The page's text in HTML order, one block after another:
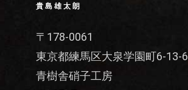
貴島雄太朗
〒178-0061
東京都練馬区大泉学園町6-13-6
青樹舎硝子工房